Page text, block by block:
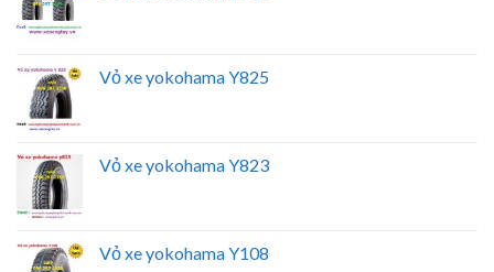
Vỏ xe yokohama Y825
Vỏ xe yokohama Y823
Vỏ xe yokohama Y108